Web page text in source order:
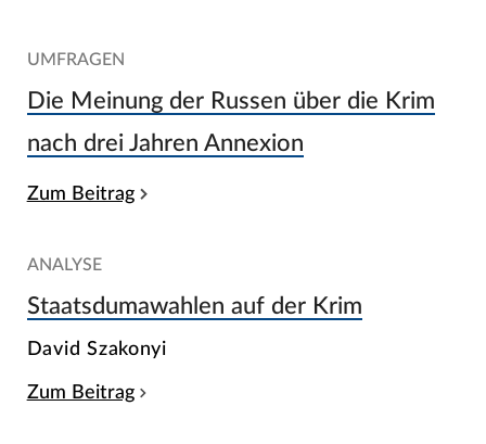
UMFRAGEN
Die Meinung der Russen über die Krim
nach drei Jahren Annexion
Zum Beitrag
ANALYSE
Staatsdumawahlen auf der Krim
David Szakonyi
Zum Beitrag